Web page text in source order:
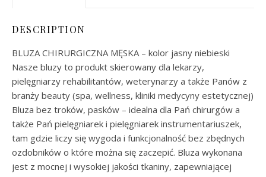
DESCRIPTION
BLUZA CHIRURGICZNA MĘSKA – kolor jasny niebieski
Nasze bluzy to produkt skierowany dla lekarzy,
pielęgniarzy rehabilitantów, weterynarzy a także Panów z
branży beauty (spa, wellness, kliniki medycyny estetycznej)
Bluza bez troków, pasków – idealna dla Pań chirurgów a
także Pań pielęgniarek i pielęgniarek instrumentariuszek,
tam gdzie liczy się wygoda i funkcjonalność bez zbędnych
ozdobników o które można się zaczepić. Bluza wykonana
jest z mocnej i wysokiej jakości tkaniny, zapewniającej